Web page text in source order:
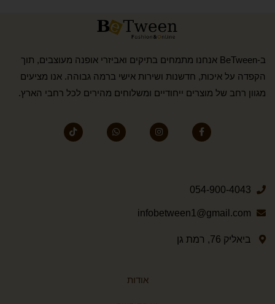
ב-BeTween אנחנו מתמחים בתיקים ואביזרי אופנה מעוצבים, תוך
הקפדה על איכות, חדשנות ושירות אישי ברמה גבוהה. אנו מציעים
מגוון רחב של מוצרים ייחודיים ומשלוחים מהירים לכל רחבי הארץ.
054-900-4043
infobetween1@gmail.com
ביאליק 76, רמת גן
אודות